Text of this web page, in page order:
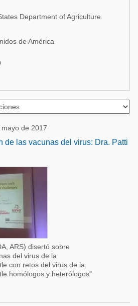
Department of Agriculture
de América
de 2017
de las vacunas del virus: Dra. Patti
ARS) disertó sobre
del virus de la
con retos del virus de la
homólogos y heterólogos"